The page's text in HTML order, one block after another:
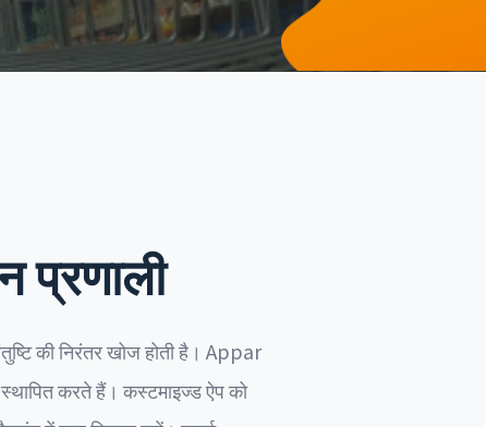
प्रणाली
की निरंतर खोज होती है। Appar
करते हैं। कस्टमाइज्ड ऐप को